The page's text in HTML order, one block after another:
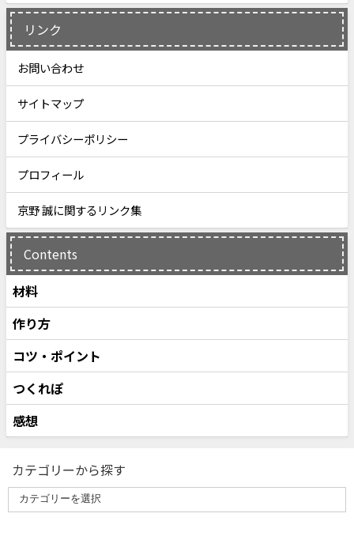
リンク
お問い合わせ
サイトマップ
プライバシーポリシー
プロフィール
京野 誠に関するリンク集
Contents
材料
作り方
コツ・ポイント
つくれぽ
感想
カテゴリーから探す